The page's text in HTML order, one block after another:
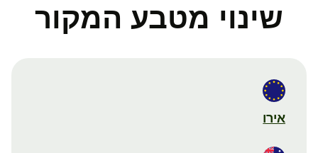
שינוי מטבע המקור
אירו